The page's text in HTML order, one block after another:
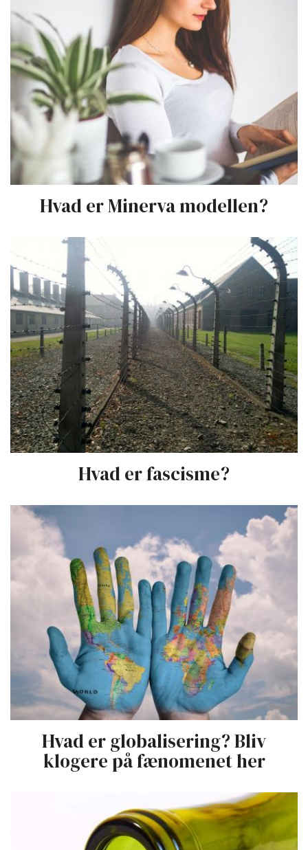
Hvad er Minerva modellen?
Hvad er fascisme?
Hvad er globalisering? Bliv
klogere på fænomenet her